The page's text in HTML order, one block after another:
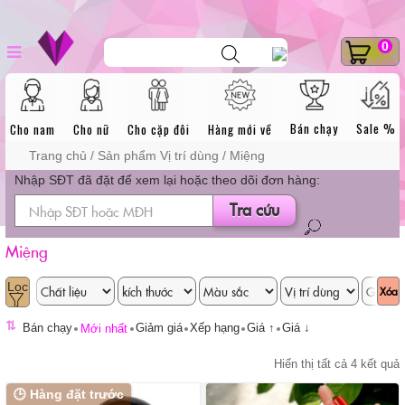
to
content
0
sản
dương vật giả
Cho nam Cho nữ Cho cặp đôi Hàng mới về Bán chạy Sale %
Trang chủ / Sản phẩm Vị trí dùng / Miệng
Nhập SĐT đã đặt để xem lại hoặc theo dõi đơn hàng:
Tra cứu
Miệng
Xóa
⇅ Bán chạy Mới nhất Giảm giá Xếp hạng Giá ↑ Giá ↓
Hiển thị tất cả 4 kết quả
🕒 Hàng đặt trước